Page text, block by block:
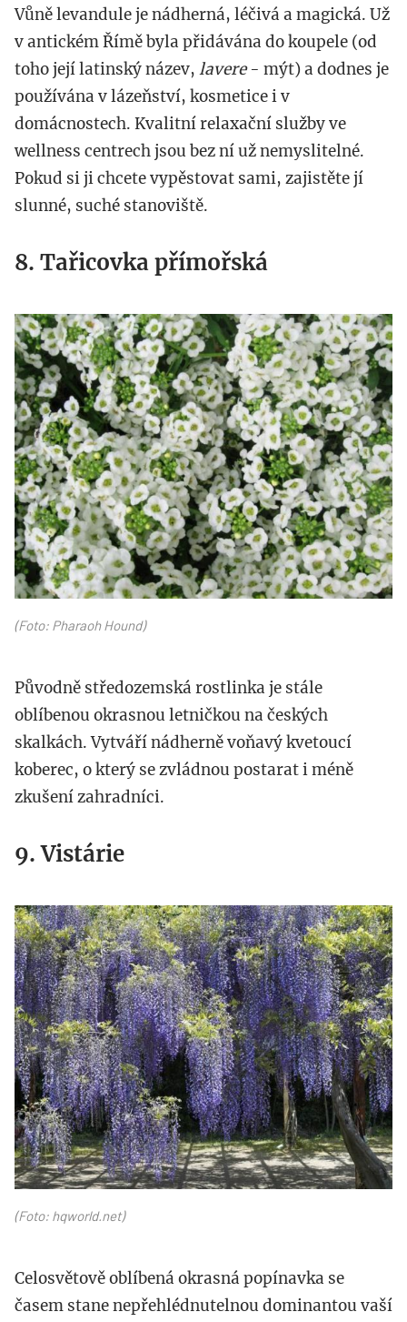
Vůně levandule je nádherná, léčivá a magická. Už
v antickém Římě byla přidávána do koupele (od
toho její latinský název, lavere- mýt) a dodnes je
používána v lázeňství, kosmetice i v
domácnostech. Kvalitní relaxační služby ve
wellness centrech jsou bez ní už nemyslitelné.
Pokud si ji chcete vypěstovat sami, zajistěte jí
slunné, suché stanoviště.
8. Tařicovka přímořská
sweet_alyssum.jpg
(Foto: Pharaoh Hound)
Původně středozemská rostlinka je stále
oblíbenou okrasnou letničkou na českých
skalkách. Vytváří nádherně voňavý kvetoucí
koberec, o který se zvládnou postarat i méně
zkušení zahradníci.
9. Vistárie
vistarie.jpg
(Foto: hqworld.net)
Celosvětově oblíbená okrasná popínavka se
časem stane nepřehlédnutelnou dominantou vaší